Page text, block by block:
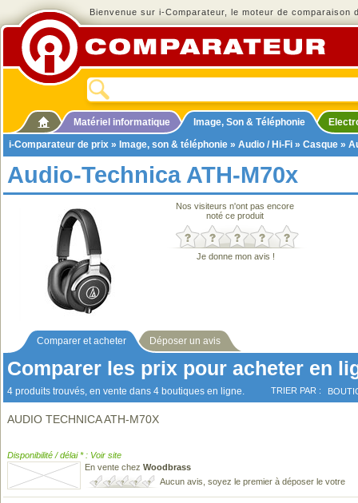
Bienvenue sur i-Comparateur, le moteur de comparaison
Matériel informatique Image, Son & Téléphonie
i-Comparateur de prix » Image, son & téléphonie » Audio / Hi-Fi » Casque »
Audio-Technica ATH-M70x
Nos visiteurs n'ont pas encore
noté ce produit
Je donne mon avis !
Comparer et acheter Déposer un avis
Comparer les prix pour acheter en
4 produits trouvés, en vente dans 4 boutiques en ligne. TRIER PAR :
AUDIO TECHNICA ATH-M70X
Disponibilité / délai * : Voir site
En vente chez Woodbrass
Aucun avis, soyez le premier à déposer le votre